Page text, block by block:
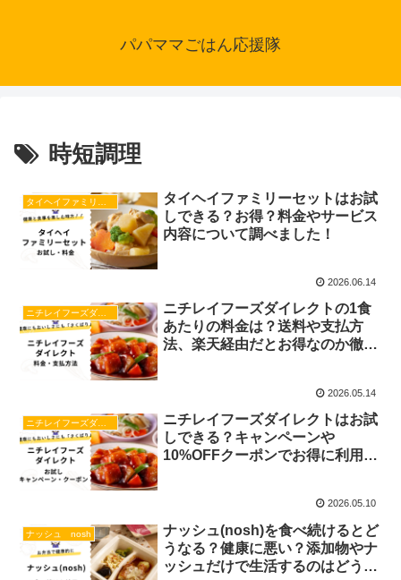
パパママごはん応援隊
時短調理
タイヘイファミリーセットはお試
しできる？お得？料金やサービス
内容について調べました！
2026.06.14
ニチレイフーズダイレクト
ニチレイフーズダイレクトの1食
あたりの料金は？送料や支払方
法、楽天経由だとお得なのか徹底
2026.05.14
ニチレイフーズダイレクト
ニチレイフーズダイレクトはお試
しできる？キャンペーンや
10%OFFクーポンでお得に利用し
2026.05.10
ナッシュ nosh
ナッシュ(nosh)を食べ続けるとど
うなる？健康に悪い？添加物やナ
ッシュだけで生活するのはどうな